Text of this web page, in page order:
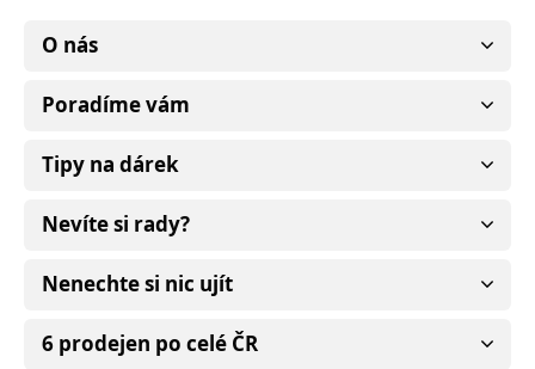
O nás
Poradíme vám
Tipy na dárek
Nevíte si rady?
Nenechte si nic ujít
6 prodejen po celé ČR